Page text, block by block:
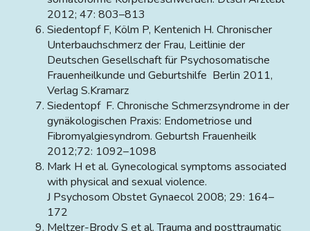
2012; 47: 803–813
Siedentopf F, Kölm P, Kentenich H. Chronischer
Unterbauchschmerz der Frau, Leitlinie der
Deutschen Gesellschaft für Psychosomatische
Frauenheilkunde und Geburtshilfe Berlin 2011,
Verlag S.Kramarz
Siedentopf F. Chronische Schmerzsyndrome in der
gynäkologischen Praxis: Endometriose und
Fibromyalgiesyndrom. Geburtsh Frauenheilk
2012;72: 1092–1098
Mark H et al. Gynecological symptoms associated
with physical and sexual violence.
J Psychosom Obstet Gynaecol 2008; 29: 164–
172
Meltzer-Brody S et al. Trauma and posttraumatic